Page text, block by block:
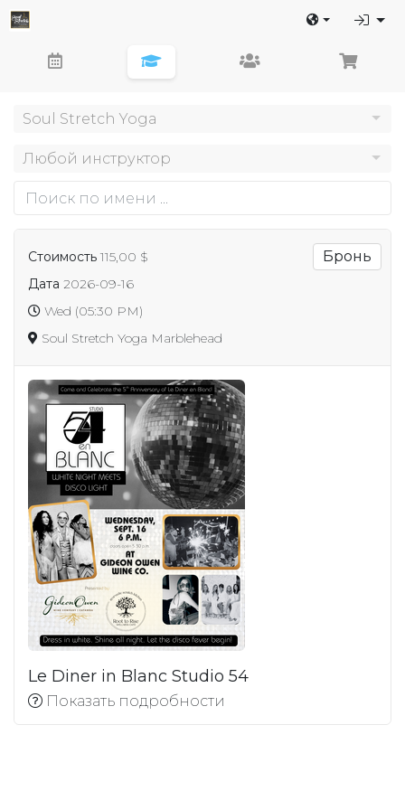
Soul Stretch Yoga
Любой инструктор
Стоимость 115,00 $
Дата 2026-09-16
Wed (05:30 PM)
Soul Stretch Yoga Marblehead
Бронь
Le Diner in Blanc Studio 54
Показать подробности